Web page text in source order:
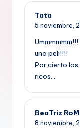
Tata
5 noviembre,
una peli!!!!
Por cierto
ricos…
BeaTriz
8 noviembre,